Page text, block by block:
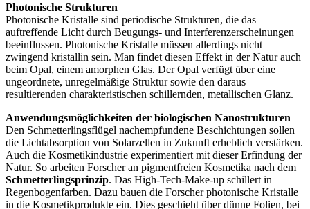
Photonische Strukturen
Photonische Kristalle sind periodische Strukturen, die das
auftreffende Licht durch Beugungs- und Interferenzerscheinungen
beeinflussen. Photonische Kristalle müssen allerdings nicht
zwingend kristallin sein. Man findet diesen Effekt in der Natur auch
beim Opal, einem amorphen Glas. Der Opal verfügt über eine
ungeordnete, unregelmäßige Struktur sowie den daraus
resultierenden charakteristischen schillernden, metallischen Glanz.
Anwendungsmöglichkeiten der biologischen Nanostrukturen
Den Schmetterlingsflügel nachempfundene Beschichtungen sollen
die Lichtabsorption von Solarzellen in Zukunft erheblich verstärken.
Auch die Kosmetikindustrie experimentiert mit dieser Erfindung der
Natur. So arbeiten Forscher an pigmentfreien Kosmetika nach dem
Schmetterlingsprinzip. Das High-Tech-Make-up schillert in
Regenbogenfarben. Dazu bauen die Forscher photonische Kristalle
in die Kosmetikprodukte ein. Dies geschieht über dünne Folien, bei